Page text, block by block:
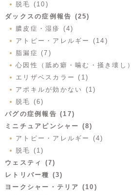
脱毛 (10)
ダックスの症例報告 (25)
膿皮症・湿疹 (4)
アトピー・アレルギー (14)
脂漏症 (7)
心因性（舐め癖・噛む・掻き壊し
エリザベスカラー (1)
アポキルが効かない (1)
脱毛 (6)
パグの症例報告 (17)
ミニチュアピンシャー (8)
アトピー・アレルギー (4)
脱毛 (1)
ウェスティ (7)
レトリバー種 (3)
ヨークシャー・テリア (10)